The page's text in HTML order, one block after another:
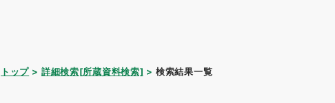
トップ 詳細検索[所蔵資料検索] 検索結果一覧